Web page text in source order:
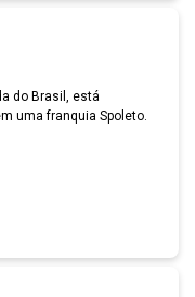
do Brasil, está
uma franquia Spoleto.